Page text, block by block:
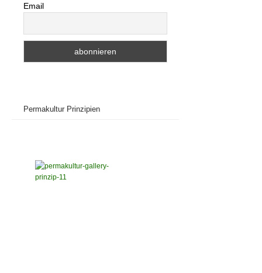
Email
Permakultur Prinzipien